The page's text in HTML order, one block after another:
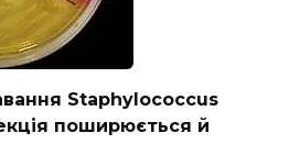
Staphylococcus
поширюється й